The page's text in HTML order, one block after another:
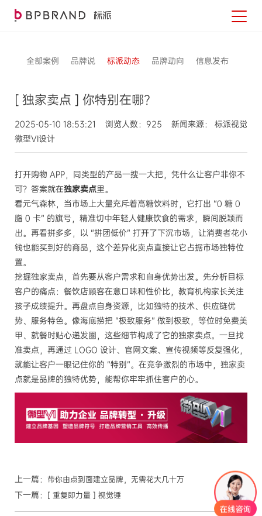
全部案例 品牌说 标派动态 品牌动向 信息发布
[ 独家卖点 ] 你特别在哪？
2025-05-10 18:53:21 浏览人数：925 新闻来源： 标派视觉
微型VI设计
打开购物 APP，同类型的产品一搜一大把，凭什么让客户非你不
可？答案就在独家卖点里。
看元气森林，当市场上大量充斥着高糖饮料时，它打出 “0 糖 0
脂 0 卡” 的旗号，精准切中年轻人健康饮食的需求，瞬间脱颖而
出。再看拼多多，以 “拼团低价” 打开了下沉市场，让消费者花小
钱也能买到好的商品，这个差异化卖点直接让它占据市场独特位
置。
挖掘独家卖点，首先要从客户需求和自身优势出发。先分析目标
客户的痛点：餐饮店顾客在意口味和性价比，教育机构家长关注
孩子成绩提升。再盘点自身资源，比如独特的技术、供应链优
势、服务特色。像海底捞把 “极致服务” 做到极致，等位时免费美
甲、就餐时贴心递发圈，这些细节构成了它的独家卖点。一旦找
准卖点，再通过 LOGO 设计、官网文案、宣传视频等反复强化，
就能让客户一眼记住你的 “特别”。在竞争激烈的市场中，独家卖
点就是品牌的独特优势，能帮你牢牢抓住客户的心。
上一篇： 带你由点到面建立品牌，无需花大几十万
下一篇： [ 重复即力量 ] 视觉锤